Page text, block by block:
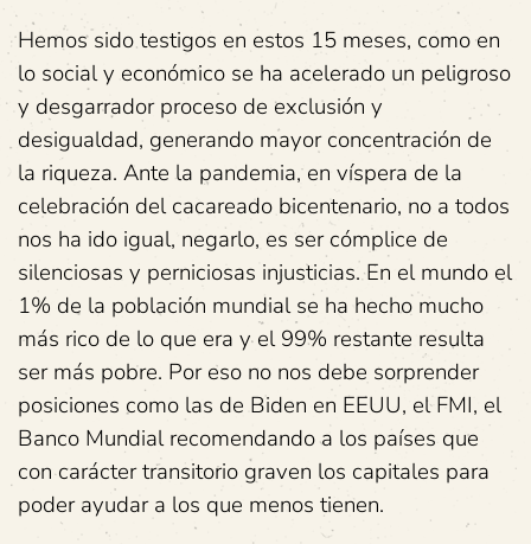
Hemos sido testigos en estos 15 meses, como en
lo social y económico se ha acelerado un peligroso
y desgarrador proceso de exclusión y
desigualdad, generando mayor concentración de
la riqueza. Ante la pandemia, en víspera de la
celebración del cacareado bicentenario, no a todos
nos ha ido igual, negarlo, es ser cómplice de
silenciosas y perniciosas injusticias. En el mundo el
1% de la población mundial se ha hecho mucho
más rico de lo que era y el 99% restante resulta
ser más pobre. Por eso no nos debe sorprender
posiciones como las de Biden en EEUU, el FMI, el
Banco Mundial recomendando a los países que
con carácter transitorio graven los capitales para
poder ayudar a los que menos tienen.